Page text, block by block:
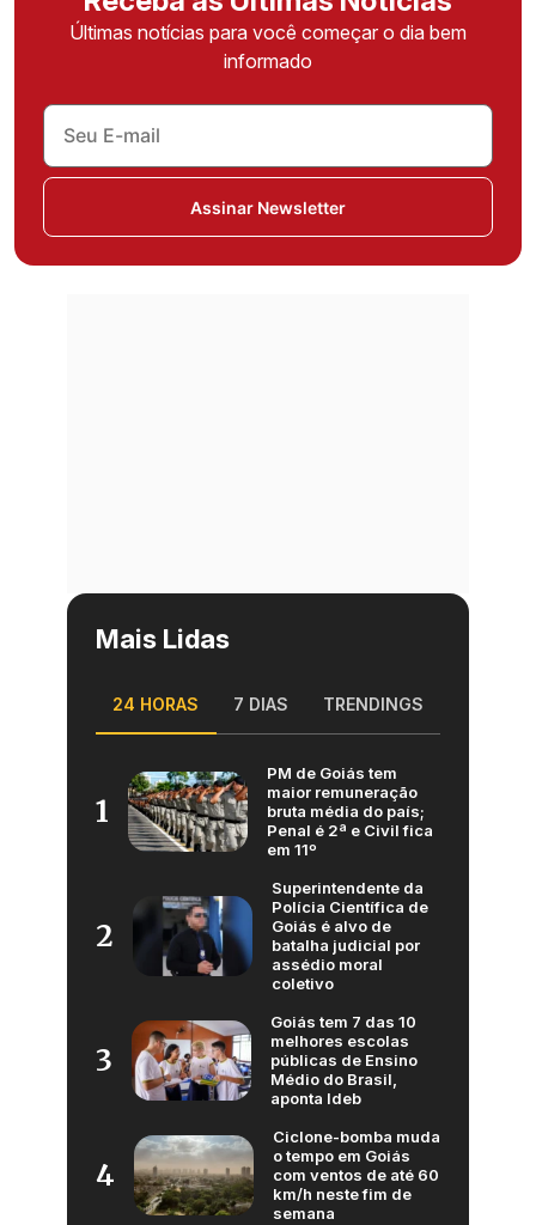
Últimas notícias para você começar o dia bem
informado
Assinar Newsletter
Mais Lidas
24 HORAS 7 DIAS TRENDINGS
1
PM de Goiás tem
maior remuneração
bruta média do país;
Penal é 2ª e Civil fica
em 11º
2
Superintendente da
Polícia Científica de
Goiás é alvo de
batalha judicial por
assédio moral
coletivo
3
Goiás tem 7 das 10
melhores escolas
públicas de Ensino
Médio do Brasil,
aponta Ideb
4
Ciclone-bomba muda
o tempo em Goiás
com ventos de até 60
km/h neste fim de
semana